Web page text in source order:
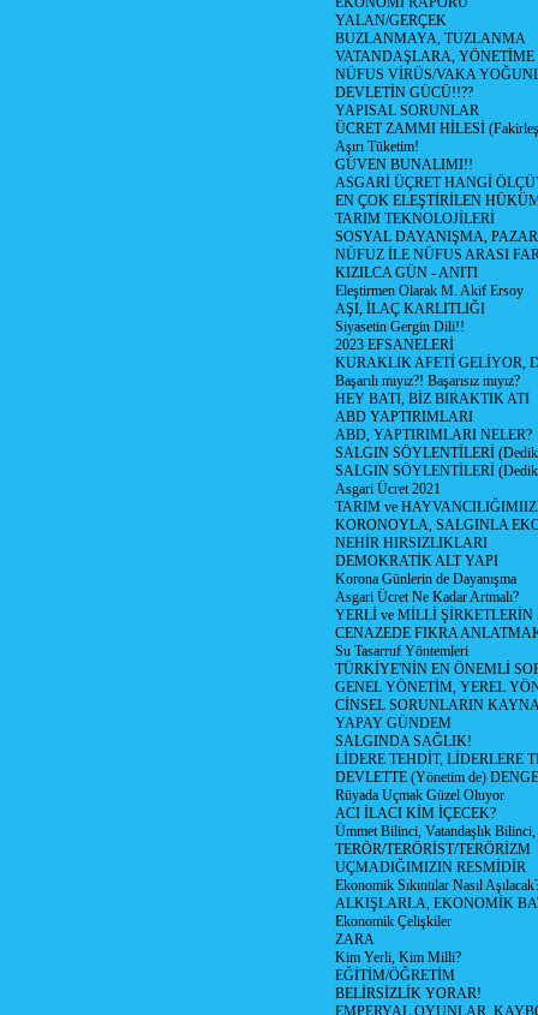
YALAN/GERÇEK
BUZLANMAYA, TUZLANMA
VATANDAŞLARA,
NÜFUS VİRÜS/VAKA
DEVLETİN GÜCÜ!!??
YAPISAL SORUNLAR
ÜCRET ZAMMI HİLESİ
Aşırı Tüketim!
GÜVEN BUNALIMI!!
ASGARİ ÜÇRET HANGİ
EN ÇOK ELEŞTİRİLEN
TARIM TEKNOLOJİLERİ
SOSYAL DAYANIŞMA,
NÜFUZ İLE NÜFUS ARASI
KIZILCA GÜN - ANITI
Eleştirmen Olarak M. Akif Ersoy
AŞI, İLAÇ KARLITLIĞI
Siyasetin Gergin Dili!!
2023 EFSANELERİ
KURAKLIK AFETİ GELİYOR,
Başarılı mıyız?! Başarısız mıyız?
HEY BATI, BİZ BIRAKTIK ATI
ABD YAPTIRIMLARI
ABD, YAPTIRIMLARI NELER?
SALGIN SÖYLENTİLERİ
SALGIN SÖYLENTİLERİ
Asgari Ücret 2021
TARIM ve
KORONOYLA, SALGINLA
NEHİR HIRSIZLIKLARI
DEMOKRATİK ALT YAPI
Korona Günlerin de Dayanışma
Asgari Ücret Ne Kadar Artmalı?
YERLİ ve MİLLİ
CENAZEDE FIKRA
Su Tasarruf Yöntemleri
TÜRKİYE'NİN EN ÖNEMLİ
GENEL YÖNETİM, YEREL
CİNSEL SORUNLARIN
YAPAY GÜNDEM
SALGINDA SAĞLIK!
LİDERE TEHDİT, LİDERLERE
DEVLETTE (Yönetim de)
Rüyada Uçmak Güzel Oluyor
ACI İLACI KİM İÇECEK?
Ümmet Bilinci, Vatandaşlık
TERÖR/TERÖRİST/TERÖRİZM
UÇMADIĞIMIZIN RESMİDİR
Ekonomik Sıkıntılar Nasıl
ALKIŞLARLA, EKONOMİK
Ekonomik Çelişkiler
ZARA
Kim Yerli, Kim Milli?
EĞİTİM/ÖĞRETİM
BELİRSİZLİK YORAR!
EMPERYAL OYUNLAR,